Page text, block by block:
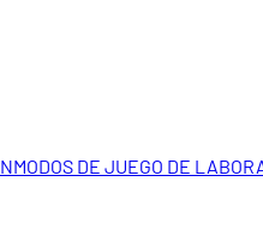
MODOS DE JUEGO DE